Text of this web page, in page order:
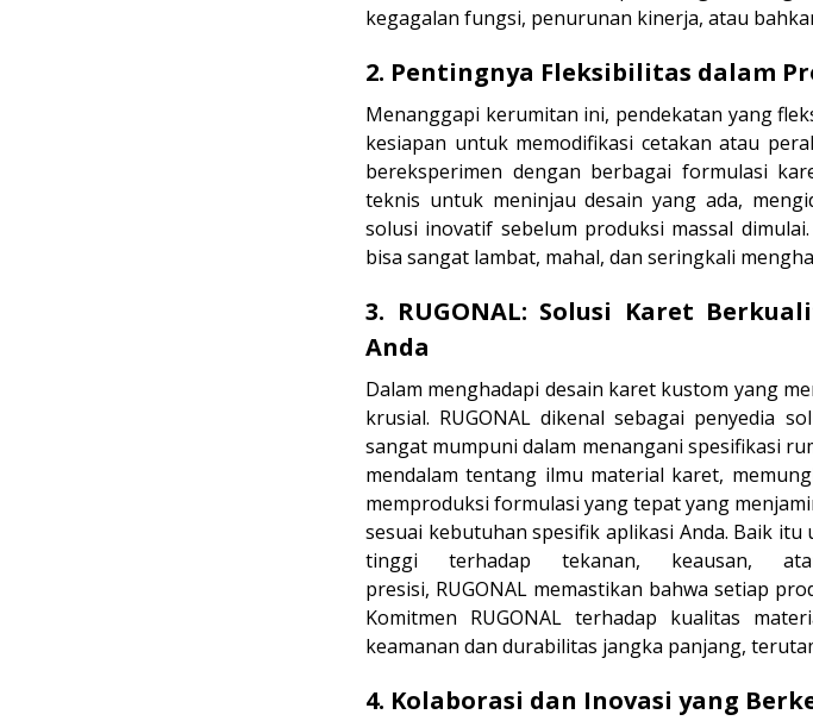
kegagalan fungsi, penurunan kinerja, atau
2. Pentingnya Fleksibilitas dalam
Menanggapi kerumitan ini, pendekatan yang
kesiapan untuk memodifikasi cetakan atau
bereksperimen dengan berbagai formulasi
teknis untuk meninjau desain yang ada,
solusi inovatif sebelum produksi massal
bisa sangat lambat, mahal, dan seringkali
3. RUGONAL: Solusi Karet
Anda
Dalam menghadapi desain karet kustom yang
krusial. RUGONAL dikenal sebagai penyedia
sangat mumpuni dalam menangani spesifikasi
mendalam tentang ilmu material karet,
memproduksi formulasi yang tepat yang
sesuai kebutuhan spesifik aplikasi Anda. Baik
tinggi terhadap tekanan, keausan,
presisi, RUGONAL memastikan bahwa setiap
Komitmen RUGONAL terhadap kualitas
keamanan dan durabilitas jangka panjang,
4. Kolaborasi dan Inovasi yang